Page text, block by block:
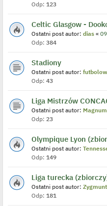
Odp: 123
Celtic Glasgow -
Ostatni post autor: dias «
Odp: 384
Stadiony
Ostatni post autor:
Odp: 43
Liga Mistrzów
Ostatni post autor: Magnum
Odp: 23
Olympique Lyon
Ostatni post autor:
Odp: 149
Liga turecka
Ostatni post autor:
Odp: 181